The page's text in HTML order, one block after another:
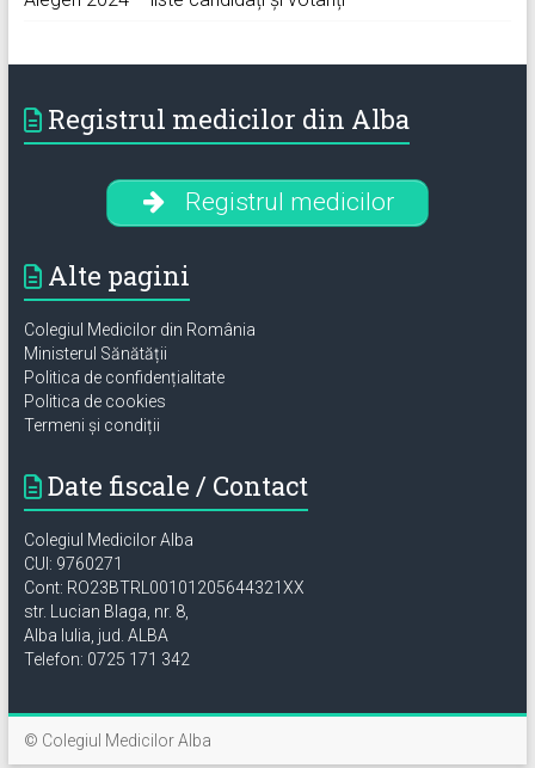
Registrul medicilor din Alba
Registrul medicilor
Alte pagini
Colegiul Medicilor din România
Ministerul Sănătății
Politica de confidențialitate
Politica de cookies
Termeni și condiții
Date fiscale / Contact
Colegiul Medicilor Alba
CUI: 9760271
Cont: RO23BTRL00101205644321XX
str. Lucian Blaga, nr. 8,
Alba Iulia, jud. ALBA
Telefon: 0725 171 342
© Colegiul Medicilor Alba